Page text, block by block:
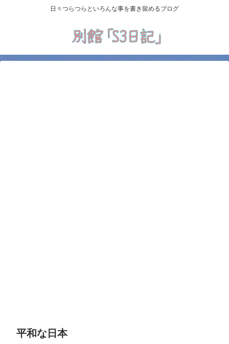
日々つらつらといろんな事を書き留めるブログ
平和な日本